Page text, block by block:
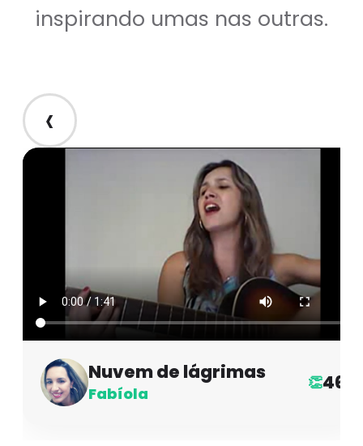
inspirando umas nas outras.
‹
Nuvem de lágrimas
Fabíola
👏46